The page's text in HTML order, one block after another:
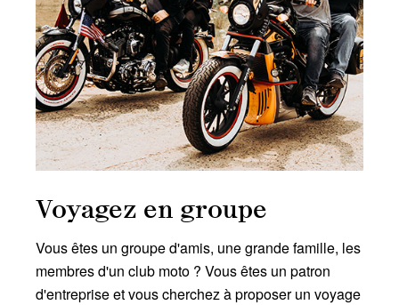
Voyagez en groupe
Vous êtes un groupe d'amis, une grande famille, les
membres d'un club moto ? Vous êtes un patron
d'entreprise et vous cherchez à proposer un voyage